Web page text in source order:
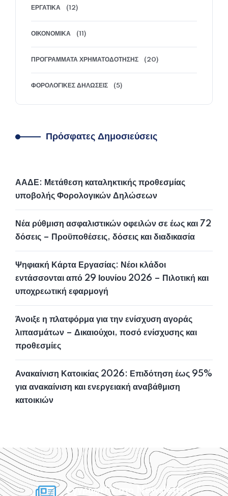
ΕΡΓΑΤΙΚΆ (12)
ΟΙΚΟΝΟΜΙΚΆ (11)
ΠΡΟΓΡΆΜΜΑΤΑ ΧΡΗΜΑΤΟΔΌΤΗΣΗΣ (20)
ΦΟΡΟΛΟΓΙΚΈΣ ΔΗΛΏΣΕΙΣ (5)
Πρόσφατες Δημοσιεύσεις
ΑΑΔΕ: Μετάθεση καταληκτικής προθεσμίας
υποβολής Φορολογικών Δηλώσεων
Νέα ρύθμιση ασφαλιστικών οφειλών σε έως και 72
δόσεις – Προϋποθέσεις, δόσεις και διαδικασία
Ψηφιακή Κάρτα Εργασίας: Νέοι κλάδοι
εντάσσονται από 29 Ιουνίου 2026 – Πιλοτική και
υποχρεωτική εφαρμογή
Άνοιξε η πλατφόρμα για την ενίσχυση αγοράς
λιπασμάτων – Δικαιούχοι, ποσό ενίσχυσης και
προθεσμίες
Ανακαίνιση Κατοικίας 2026: Επιδότηση έως 95%
για ανακαίνιση και ενεργειακή αναβάθμιση
κατοικιών
Εγγραφείτε στο Newsletter